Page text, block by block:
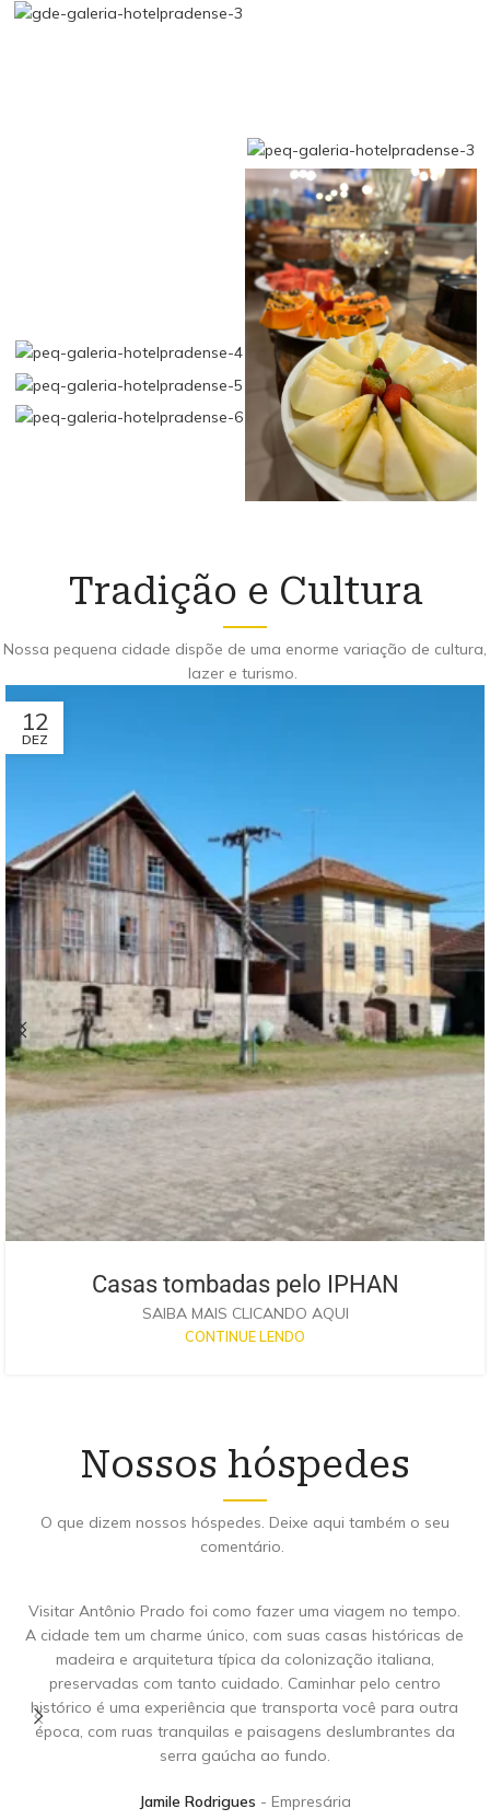
Tradição e Cultura
Nossa pequena cidade dispõe de uma enorme variação de cultura,
lazer e turismo.
12
DEZ
Casas tombadas pelo IPHAN
SAIBA MAIS CLICANDO AQUI
CONTINUE LENDO
Nossos hóspedes
O que dizem nossos hóspedes. Deixe aqui também o seu
comentário.
Visitar Antônio Prado foi como fazer uma viagem no tempo.
A cidade tem um charme único, com suas casas históricas de
madeira e arquitetura típica da colonização italiana,
preservadas com tanto cuidado. Caminhar pelo centro
histórico é uma experiência que transporta você para outra
época, com ruas tranquilas e paisagens deslumbrantes da
serra gaúcha ao fundo.
Jamile Rodrigues Empresária